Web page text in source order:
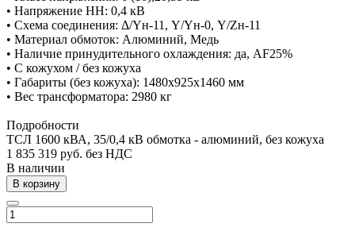
• Напряжение НН: 0,4 кВ
• Схема соединения: Δ/Yн-11, Y/Yн-0, Y/Zн-11
• Материал обмоток: Алюминий, Медь
• Наличие принудительного охлаждения: да, AF25%
• С кожухом / без кожуха
• Габариты (без кожуха): 1480х925х1460 мм
• Вес трансформатора: 2980 кг
Подробности
ТСЛ 1600 кВА, 35/0,4 кВ обмотка - алюминий, без кожуха
1 835 319 руб. без НДС
В наличии
В корзину